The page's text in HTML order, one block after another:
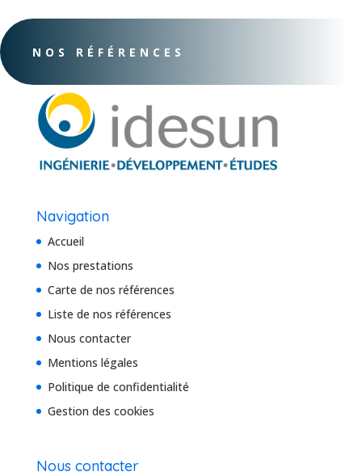
NOS RÉFÉRENCES
Navigation
Accueil
Nos prestations
Carte de nos références
Liste de nos références
Nous contacter
Mentions légales
Politique de confidentialité
Gestion des cookies
Nous contacter